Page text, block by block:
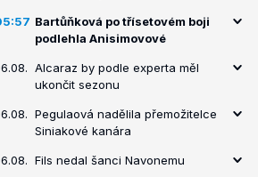
Bartůňková po třísetovém boji
podlehla Anisimovové
Alcaraz by podle experta měl
ukončit sezonu
Pegulaová nadělila přemožitelce
Siniakové kanára
Fils nedal šanci Navonemu